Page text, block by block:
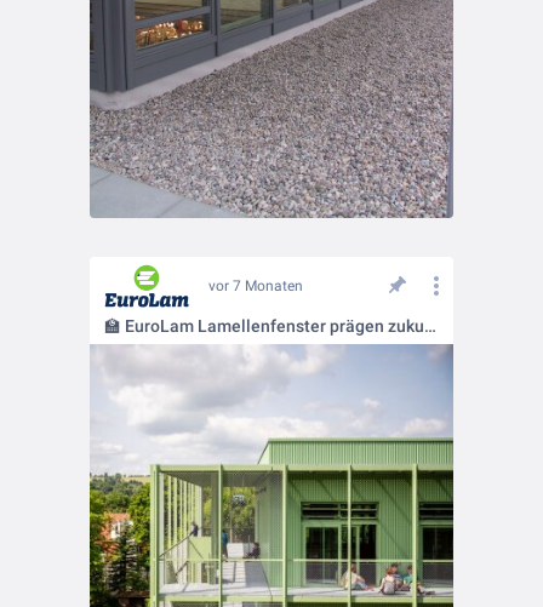
vor 7 Monaten
🏫 EuroLam Lamellenfenster prägen zukunftsweisenden Schulbau in Weimar